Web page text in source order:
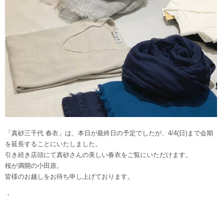
「真砂三千代 春衣」は、本日が最終日の予定でしたが、4/4(日)まで会期
を延長することにいたしました。
引き続き店頭にて真砂さんの美しい春衣をご覧にいただけます。
桜が満開の小田原。
皆様のお越しをお待ち申し上げております。
・